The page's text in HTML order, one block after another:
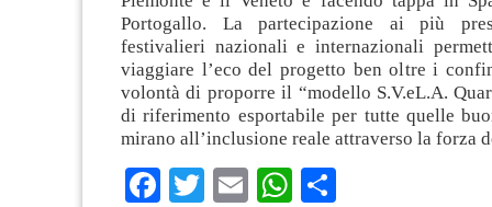
Portogallo. La partecipazione ai più
festivalieri nazionali e internazionali
viaggiare l’eco del progetto ben oltre i
volontà di proporre il “modello S.V.eL.A.
di riferimento esportabile per tutte quelle
mirano all’inclusione reale attraverso la forza
Facebook
TwitterEmailWhatsApp